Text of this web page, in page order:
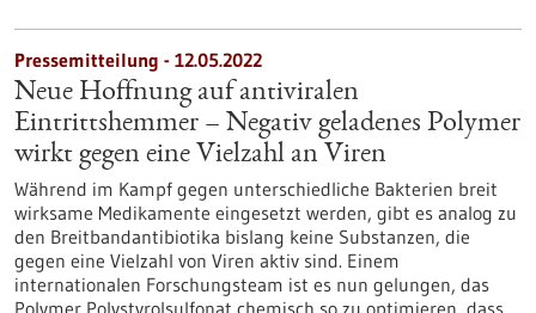
Pressemitteilung - 12.05.2022
Neue Hoffnung auf antiviralen
Eintrittshemmer – Negativ geladenes Polymer
wirkt gegen eine Vielzahl an Viren
Während im Kampf gegen unterschiedliche Bakterien breit
wirksame Medikamente eingesetzt werden, gibt es analog zu
den Breitbandantibiotika bislang keine Substanzen, die
gegen eine Vielzahl von Viren aktiv sind. Einem
internationalen Forschungsteam ist es nun gelungen, das
Polymer Polystyrolsulfonat chemisch so zu optimieren, dass